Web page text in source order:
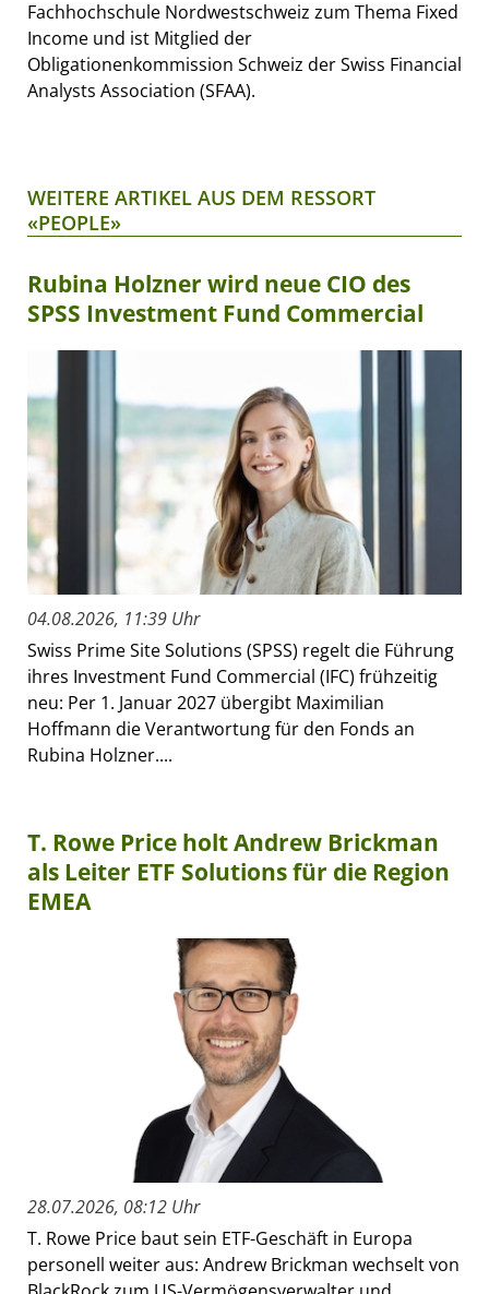
Fachhochschule Nordwestschweiz zum Thema Fixed
Income und ist Mitglied der
Obligationenkommission Schweiz der Swiss Financial
Analysts Association (SFAA).
WEITERE ARTIKEL AUS DEM RESSORT
«PEOPLE»
Rubina Holzner wird neue CIO des
SPSS Investment Fund Commercial
04.08.2026, 11:39 Uhr
Swiss Prime Site Solutions (SPSS) regelt die Führung
ihres Investment Fund Commercial (IFC) frühzeitig
neu: Per 1. Januar 2027 übergibt Maximilian
Hoffmann die Verantwortung für den Fonds an
Rubina Holzner....
T. Rowe Price holt Andrew Brickman
als Leiter ETF Solutions für die Region
EMEA
28.07.2026, 08:12 Uhr
T. Rowe Price baut sein ETF-Geschäft in Europa
personell weiter aus: Andrew Brickman wechselt von